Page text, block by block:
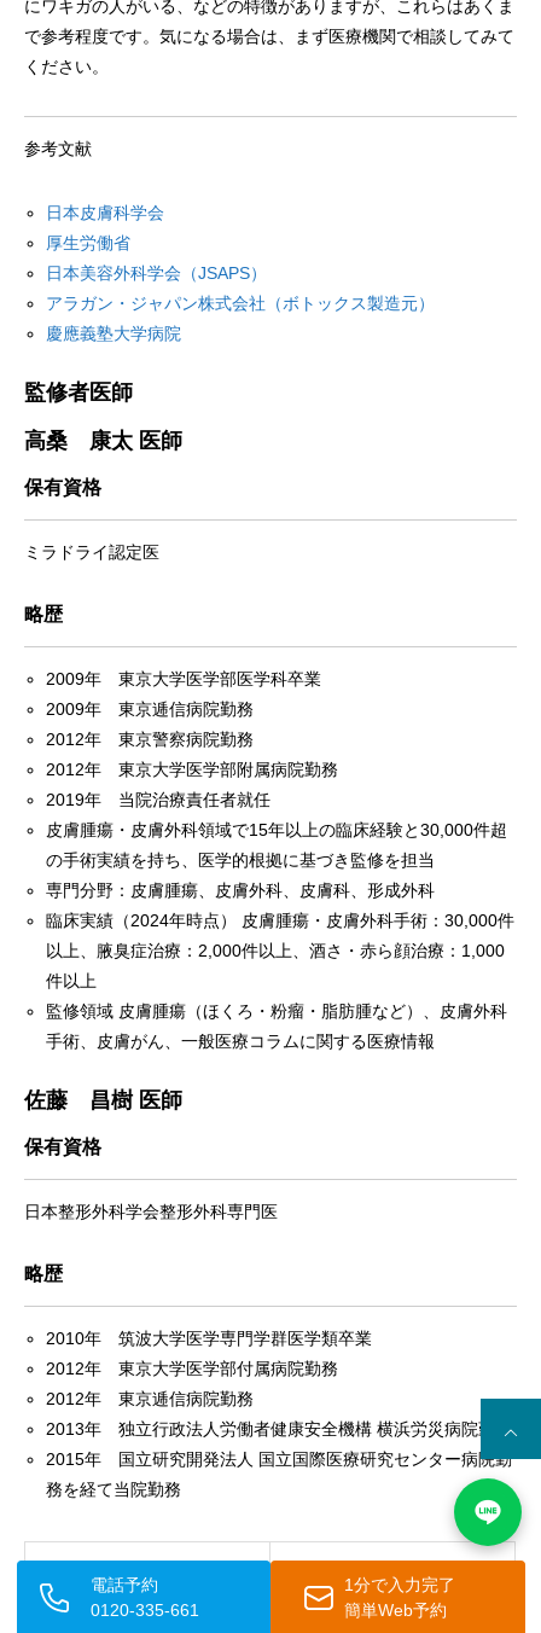
にワキガの人がいる、などの特徴がありますが、これらはあくま
で参考程度です。気になる場合は、まず医療機関で相談してみて
ください。
参考文献
日本皮膚科学会
厚生労働省
日本美容外科学会（JSAPS）
アラガン・ジャパン株式会社（ボトックス製造元）
慶應義塾大学病院
監修者医師
高桑 康太 医師
保有資格
ミラドライ認定医
略歴
2009年 東京大学医学部医学科卒業
2009年 東京逓信病院勤務
2012年 東京警察病院勤務
2012年 東京大学医学部附属病院勤務
2019年 当院治療責任者就任
皮膚腫瘍・皮膚外科領域で15年以上の臨床経験と30,000件超
の手術実績を持ち、医学的根拠に基づき監修を担当
専門分野：皮膚腫瘍、皮膚外科、皮膚科、形成外科
臨床実績（2024年時点） 皮膚腫瘍・皮膚外科手術：30,000件
以上、腋臭症治療：2,000件以上、酒さ・赤ら顔治療：1,000
件以上
監修領域 皮膚腫瘍（ほくろ・粉瘤・脂肪腫など）、皮膚外科
手術、皮膚がん、一般医療コラムに関する医療情報
佐藤 昌樹 医師
保有資格
日本整形外科学会整形外科専門医
略歴
2010年 筑波大学医学専門学群医学類卒業
2012年 東京大学医学部付属病院勤務
2012年 東京逓信病院勤務
2013年 独立行政法人労働者健康安全機構 横浜労災病院勤務
2015年 国立研究開発法人 国立国際医療研究センター病院勤
務を経て当院勤務
次の記事
電話予約
0120-335-661
1分で入力完了
簡単Web予約